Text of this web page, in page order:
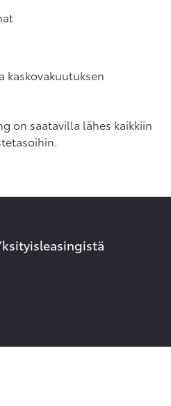
kaskovakuutuksen
on saatavilla lähes kaikkiin